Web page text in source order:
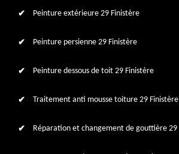
Peinture extérieure 29 Finistère
Peinture persienne 29 Finistère
Peinture dessous de toit 29 Finistère
Traitement anti mousse toiture 29 Finistère
Réparation et changement de gouttière 29